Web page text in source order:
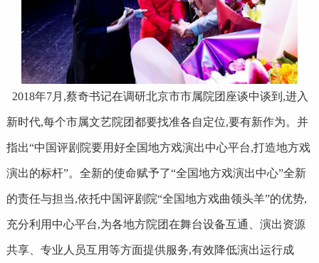
2018年7月,蔡奇书记在调研北京市市属院团座谈中谈到,进入
新时代,每个市属文艺院团都要找准各自定位,要有新作为。并
指出“中国评剧院要用好全国地方戏演出中心平台,打造地方戏
演出的标杆”。全新的使命赋予了“全国地方戏演出中心”全新
的责任与担当,依托中国评剧院“全国地方戏曲领头羊”的优势,
充分利用中心平台,为各地方院团在舞台设备互通、演出资源
共享、专业人员互用等方面提供服务,有效降低演出运行成